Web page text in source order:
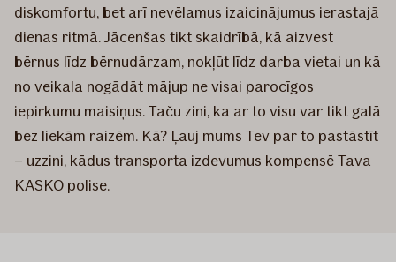
diskomfortu, bet arī nevēlamus izaicinājumus ierastajā
dienas ritmā. Jācenšas tikt skaidrībā, kā aizvest
bērnus līdz bērnudārzam, nokļūt līdz darba vietai un kā
no veikala nogādāt mājup ne visai parocīgos
iepirkumu maisiņus. Taču zini, ka ar to visu var tikt galā
bez liekām raizēm. Kā? Ļauj mums Tev par to pastāstīt
– uzzini, kādus transporta izdevumus kompensē Tava
KASKO polise.